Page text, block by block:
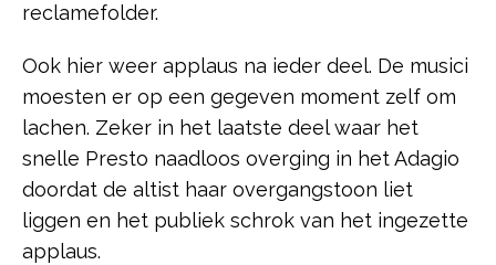
reclamefolder.
Ook hier weer applaus na ieder deel. De musici
moesten er op een gegeven moment zelf om
lachen. Zeker in het laatste deel waar het
snelle Presto naadloos overging in het Adagio
doordat de altist haar overgangstoon liet
liggen en het publiek schrok van het ingezette
applaus.